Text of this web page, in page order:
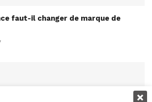
faut-il changer de marque de